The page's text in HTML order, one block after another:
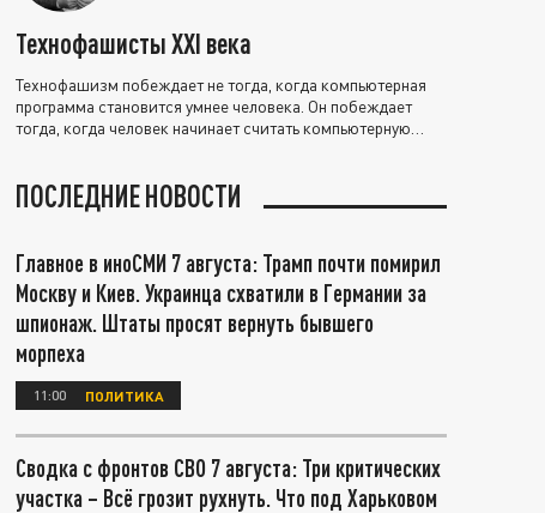
Технофашисты XXI века
Технофашизм побеждает не тогда, когда компьютерная
программа становится умнее человека. Он побеждает
тогда, когда человек начинает считать компьютерную
ПОСЛЕДНИЕ НОВОСТИ
Главное в иноСМИ 7 августа: Трамп почти помирил
Москву и Киев. Украинца схватили в Германии за
шпионаж. Штаты просят вернуть бывшего
морпеха
11:00 ПОЛИТИКА
Сводка с фронтов СВО 7 августа: Три критических
участка – Всё грозит рухнуть. Что под Харьковом